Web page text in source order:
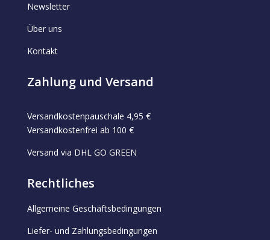
Newsletter
Über uns
Kontakt
Zahlung und Versand
Versandkostenpauschale 4,95 €
Versandkostenfrei ab 100 €
Versand via DHL GO GREEN
Rechtliches
Allgemeine Geschäftsbedingungen
Liefer- und Zahlungsbedingungen